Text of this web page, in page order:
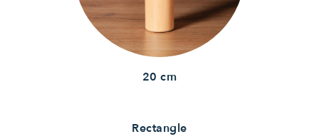
20 cm
Rectangle